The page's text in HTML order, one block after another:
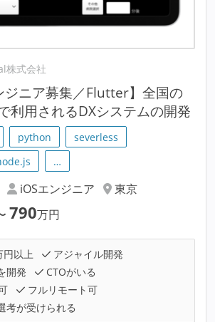
株式会社
ジニア募集／Flutter】全国の
利用されるDXシステムの開発
python
severless
…
iOSエンジニア
東京
790万円
円以上
アジャイル開発
開発
CTOがいる
フルリモート可
考が受けられる